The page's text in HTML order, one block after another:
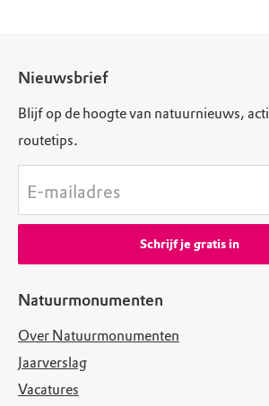
Natuurmonumenten
Over Natuurmonumenten
Jaarverslag
Vacatures
Nieuwsbrief
Blijf op de hoogte van natuurnieuws,
routetips.
E-mailadres
Schrijf je gratis in